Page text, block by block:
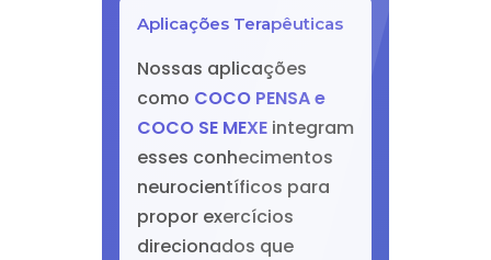
Aplicações Terapêuticas
Nossas aplicações
como COCO PENSA e
COCO SE MEXEintegram
esses conhecimentos
neurocientíficos para
propor exercícios
direcionados que